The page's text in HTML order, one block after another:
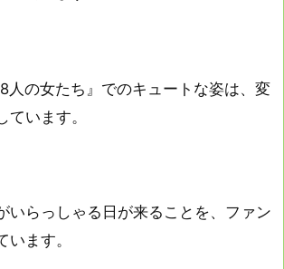
人の女たち』でのキュートな姿は、変
ています。
いらっしゃる日が来ることを、ファン
います。